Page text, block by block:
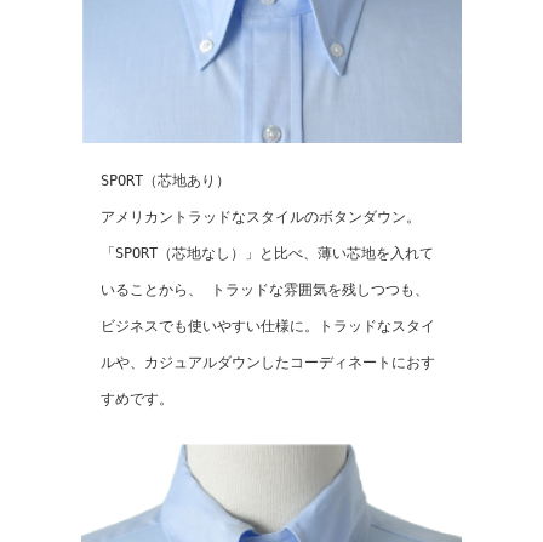
SPORT（芯地あり）
アメリカントラッドなスタイルのボタンダウン。
「SPORT（芯地なし）」と比べ、薄い芯地を入れて
いることから、 トラッドな雰囲気を残しつつも、
ビジネスでも使いやすい仕様に。トラッドなスタイ
ルや、カジュアルダウンしたコーディネートにおす
すめです。